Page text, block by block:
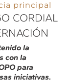
principal
CORDIAL
la
con la
para
iniciativas.